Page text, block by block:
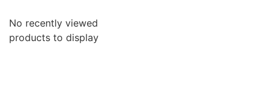
No recently viewed
products to display